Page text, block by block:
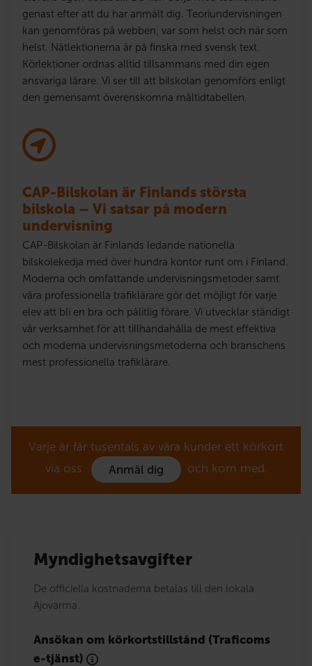
genast efter att du har anmält dig. Teoriundervisningen
kan genomföras på webben, var som helst och när som
helst. Nätlektionerna är på finska med svensk text.
Körlektioner ordnas alltid tillsammans med din egen
ansvariga lärare. Vi ser till att bilskolan genomförs enligt
den gemensamt överenskomna måltidtabellen.
CAP-Bilskolan är Finlands största
bilskola – Vi satsar på modern
undervisning
CAP-Bilskolan är Finlands ledande nationella
bilskolekedja med över hundra kontor runt om i Finland.
Moderna och omfattande undervisningsmetoder samt
våra professionella trafiklärare gör det möjligt för varje
elev att bli en bra och pålitlig förare. Vi utvecklar ständigt
vår verksamhet för att tillhandahålla de mest effektiva
och moderna undervisningsmetoderna och branschens
mest professionella trafiklärare.
Varje år får tusentals av våra kunder ett körkort
via oss.
Anmäl dig och kom med.
Myndighetsavgifter
De officiella kostnaderna betalas till den lokala
Ajovarma.
Ansökan om körkortstillstånd (Traficoms
e-tjänst)